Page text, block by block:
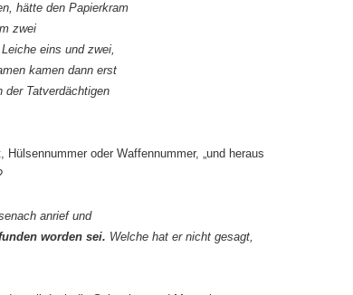
hätte den Papierkram
zwei
eins und zwei,
kamen dann erst
der Tatverdächtigen
oder Waffennummer, „und heraus
anrief und
worden sei. Welche hat er nicht gesagt,